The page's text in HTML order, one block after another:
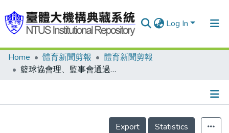
Log In
Communities & Collections
Home 體育新聞剪報
體育新聞剪報
籃球協會理、監事會通過多項議案 國家籃球隊教練 產生方式定案/全國大專籃球聯賽 莫凡慶擎天一柱 台大拿他沒輒 成大3連勝 今挑戰衛冕隊
Details
Export
Statistics